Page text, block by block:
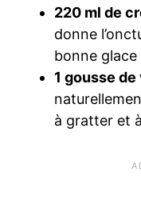
220 ml de
donne
bonne glace
1 gousse
à gratter et